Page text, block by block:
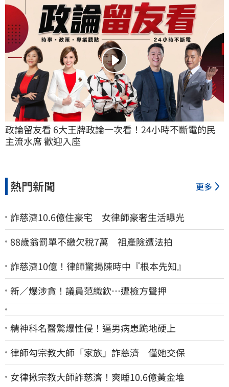
政論留友看 6大王牌政論一次看！24小時不斷電的民
主流水席 歡迎入座
熱門新聞 更多
詐慈濟10.6億住豪宅 女律師豪奢生活曝光
88歲翁罰單不繳欠稅7萬 祖產險遭法拍
詐慈濟10億！律師驚揭陳時中『根本先知』
新／爆涉貪！議員范織欽…遭檢方聲押
精神科名醫驚爆性侵！逼男病患跪地硬上
律師勾宗教大師「家族」詐慈濟 僅她交保
女律揪宗教大師詐慈濟！爽睡10.6億黃金堆